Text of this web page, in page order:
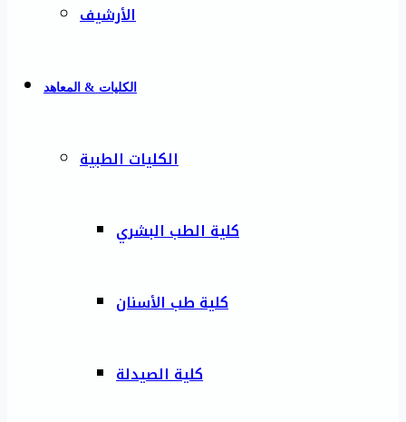
الأرشيف
الكليات & المعاهد
الكليات الطبية
كلية الطب البشري
كلية طب الأسنان
كلية الصيدلة